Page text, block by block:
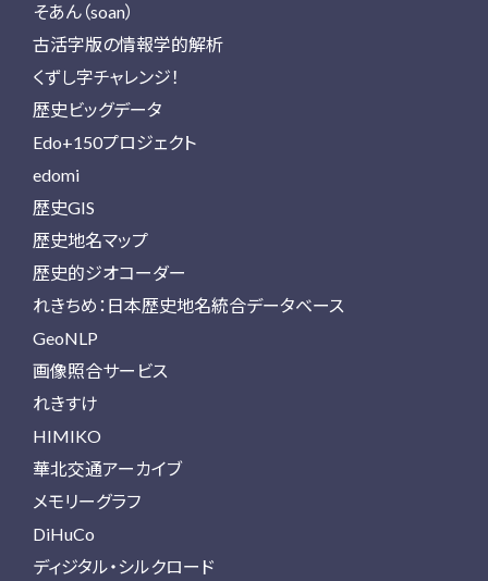
そあん（soan）
古活字版の情報学的解析
くずし字チャレンジ！
歴史ビッグデータ
Edo+150プロジェクト
edomi
歴史GIS
歴史地名マップ
歴史的ジオコーダー
れきちめ：日本歴史地名統合データベース
GeoNLP
画像照合サービス
れきすけ
HIMIKO
華北交通アーカイブ
メモリーグラフ
DiHuCo
ディジタル・シルクロード